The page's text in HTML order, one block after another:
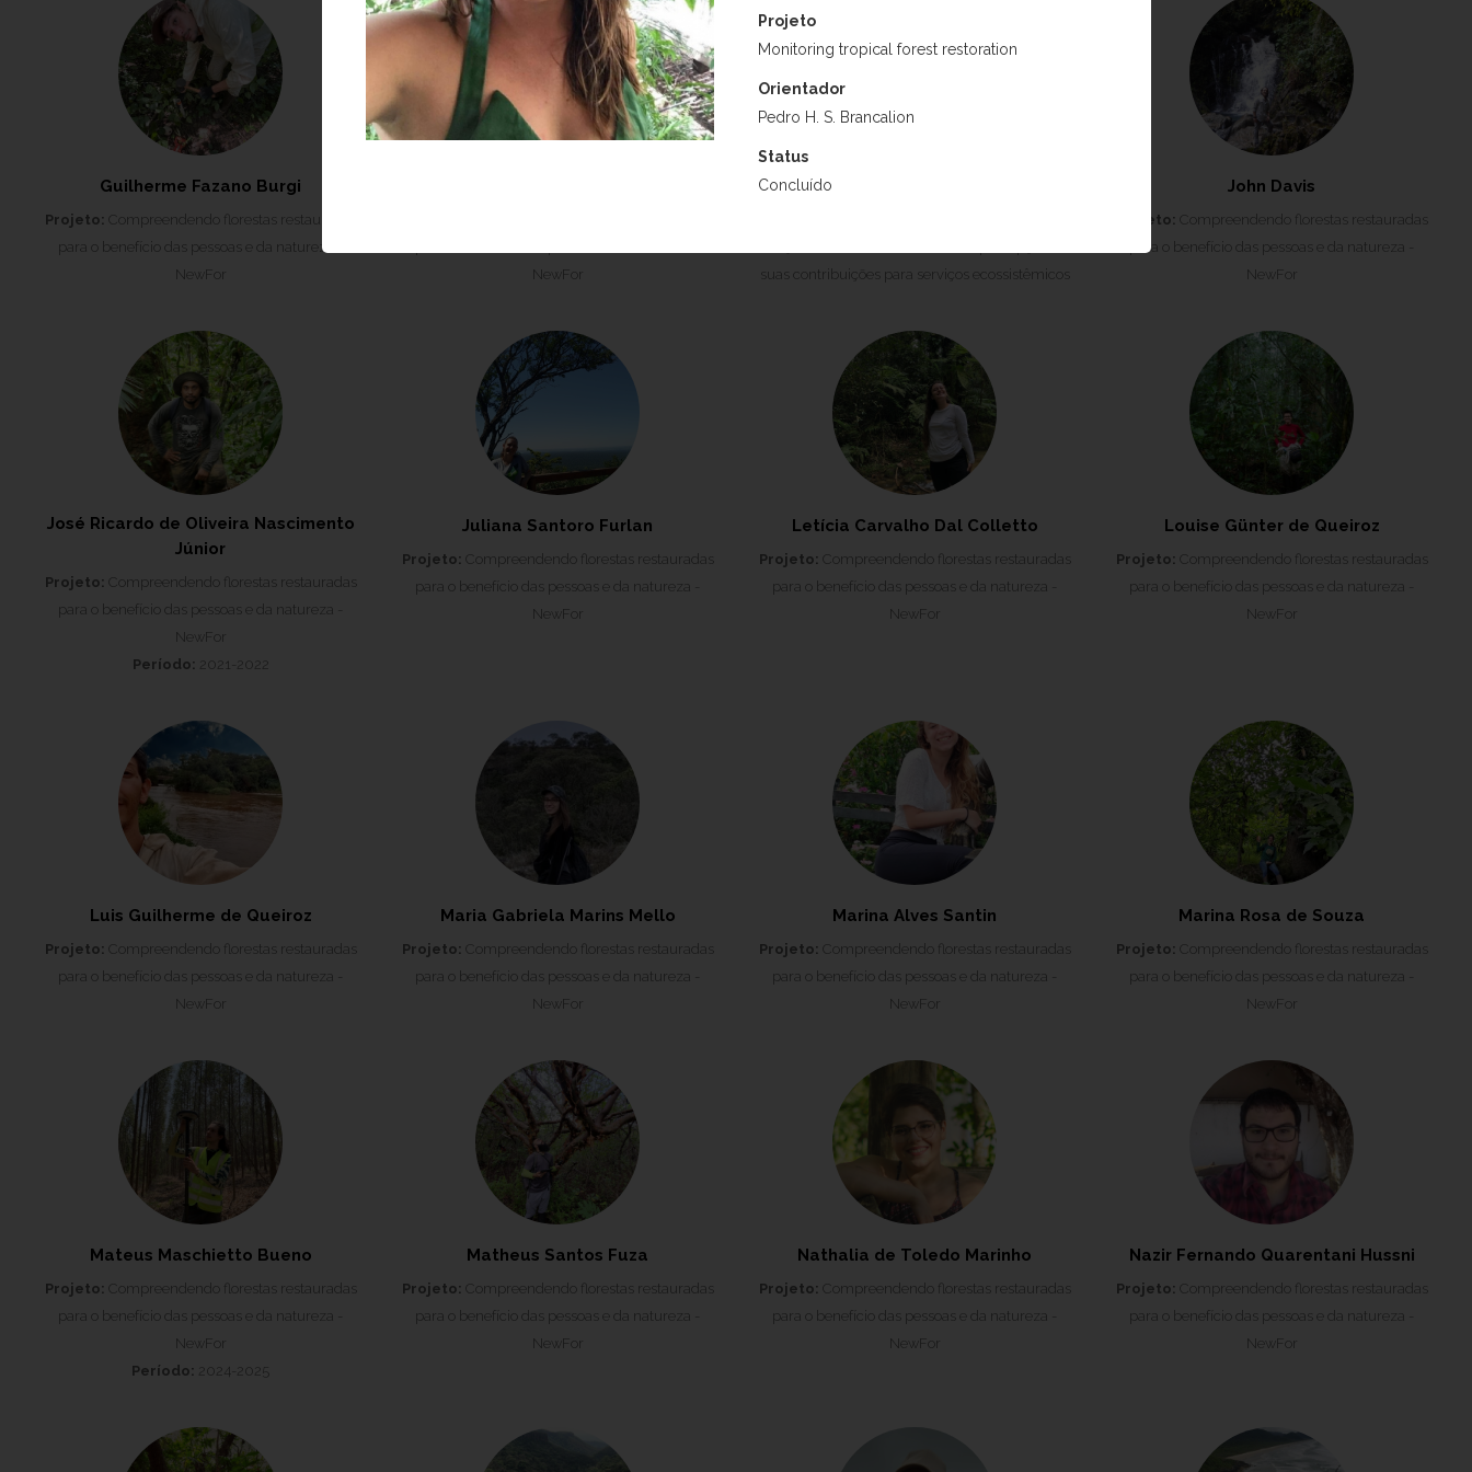
Projeto
Monitoring tropical forest restoration
Orientador
Pedro H. S. Brancalion
Status
Concluído
Guilherme Fazano Burgi
Projeto: Compreendendo florestas restauradas
para o benefício das pessoas e da natureza -
NewFor
NewFor
Isabella Ferraz Oppici
suas contribuições para serviços ecossistêmicos
John Davis
Projeto: Compreendendo florestas restauradas
para o benefício das pessoas e da natureza -
NewFor
José Ricardo de Oliveira Nascimento
Júnior
Projeto: Compreendendo florestas restauradas
para o benefício das pessoas e da natureza -
NewFor
Período: 2021-2022
Juliana Santoro Furlan
Projeto: Compreendendo florestas restauradas
para o benefício das pessoas e da natureza -
NewFor
Letícia Carvalho Dal Colletto
Projeto: Compreendendo florestas restauradas
para o benefício das pessoas e da natureza -
NewFor
Louise Günter de Queiroz
Projeto: Compreendendo florestas restauradas
para o benefício das pessoas e da natureza -
NewFor
Luis Guilherme de Queiroz
Projeto: Compreendendo florestas restauradas
para o benefício das pessoas e da natureza -
NewFor
Maria Gabriela Marins Mello
Projeto: Compreendendo florestas restauradas
para o benefício das pessoas e da natureza -
NewFor
Marina Alves Santin
Projeto: Compreendendo florestas restauradas
para o benefício das pessoas e da natureza -
NewFor
Marina Rosa de Souza
Projeto: Compreendendo florestas restauradas
para o benefício das pessoas e da natureza -
NewFor
Mateus Maschietto Bueno
Projeto: Compreendendo florestas restauradas
para o benefício das pessoas e da natureza -
NewFor
Período: 2024-2025
Matheus Santos Fuza
Projeto: Compreendendo florestas restauradas
para o benefício das pessoas e da natureza -
NewFor
Nathalia de Toledo Marinho
Projeto: Compreendendo florestas restauradas
para o benefício das pessoas e da natureza -
NewFor
Nazir Fernando Quarentani Hussni
Projeto: Compreendendo florestas restauradas
para o benefício das pessoas e da natureza -
NewFor